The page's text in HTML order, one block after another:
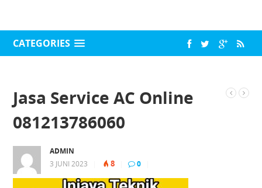
CATEGORIES
Jasa Service AC Online
081213786060
ADMIN
3 JUNI 2023
8 0